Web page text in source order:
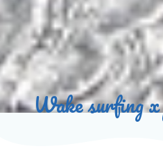
Wake surfing x